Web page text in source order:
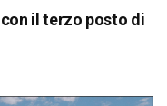
il terzo posto di